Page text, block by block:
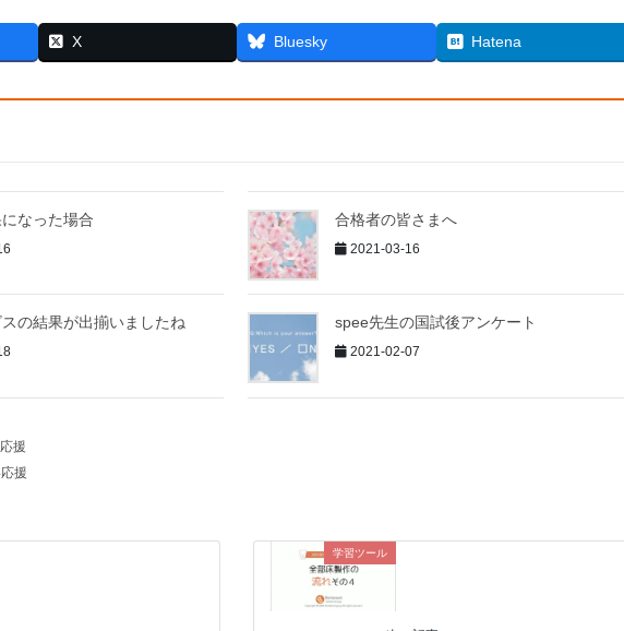
X Bluesky Hatena
なった場合 合格者の皆さまへ
2021-03-16
の結果が出揃いましたね spee先生の国試後アンケート
2021-02-07
援
援
学習ツール